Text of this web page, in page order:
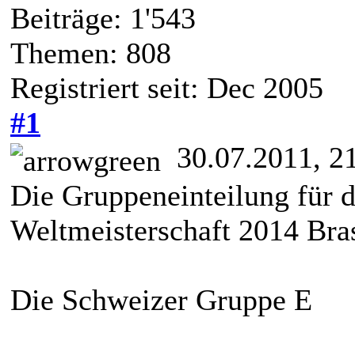
Beiträge: 1'543
Themen: 808
Registriert seit: Dec 2005
#1
30.07.2011,
Die Gruppeneinteilung für
Weltmeisterschaft 2014
Die Schweizer Gruppe E